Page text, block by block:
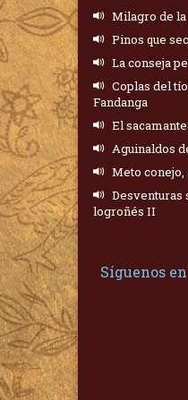
Milagro de
Pinos que
La conseja
Coplas del
Fandanga
El
Aguinaldos
Meto conejo,
Desventuras
logroñés II
Síguenos